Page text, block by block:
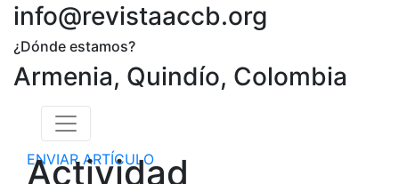
info@revistaaccb.org
¿Dónde estamos?
Armenia, Quindío, Colombia
ENVIAR ARTÍCULO
Actividad